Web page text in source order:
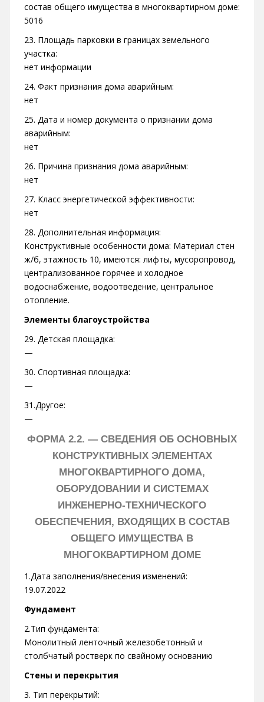
состав общего имущества в многоквартирном доме:
5016
23. Площадь парковки в границах земельного
участка:
нет информации
24. Факт признания дома аварийным:
нет
25. Дата и номер документа о признании дома
аварийным:
нет
26. Причина признания дома аварийным:
нет
27. Класс энергетической эффективности:
нет
28. Дополнительная информация:
Конструктивные особенности дома: Материал стен
ж/б, этажность 10, имеются: лифты, мусоропровод,
централизованное горячее и холодное
водоснабжение, водоотведение, центральное
отопление.
Элементы благоустройства
29. Детская площадка:
—
30. Спортивная площадка:
—
31.Другое:
—
ФОРМА 2.2. — СВЕДЕНИЯ ОБ ОСНОВНЫХ
КОНСТРУКТИВНЫХ ЭЛЕМЕНТАХ
МНОГОКВАРТИРНОГО ДОМА,
ОБОРУДОВАНИИ И СИСТЕМАХ
ИНЖЕНЕРНО-ТЕХНИЧЕСКОГО
ОБЕСПЕЧЕНИЯ, ВХОДЯЩИХ В СОСТАВ
ОБЩЕГО ИМУЩЕСТВА В
МНОГОКВАРТИРНОМ ДОМЕ
1.Дата заполнения/внесения изменений:
19.07.2022
Фундамент
2.Тип фундамента:
Монолитный ленточный железобетонный и
столбчатый ростверк по свайному основанию
Стены и перекрытия
3. Тип перекрытий: